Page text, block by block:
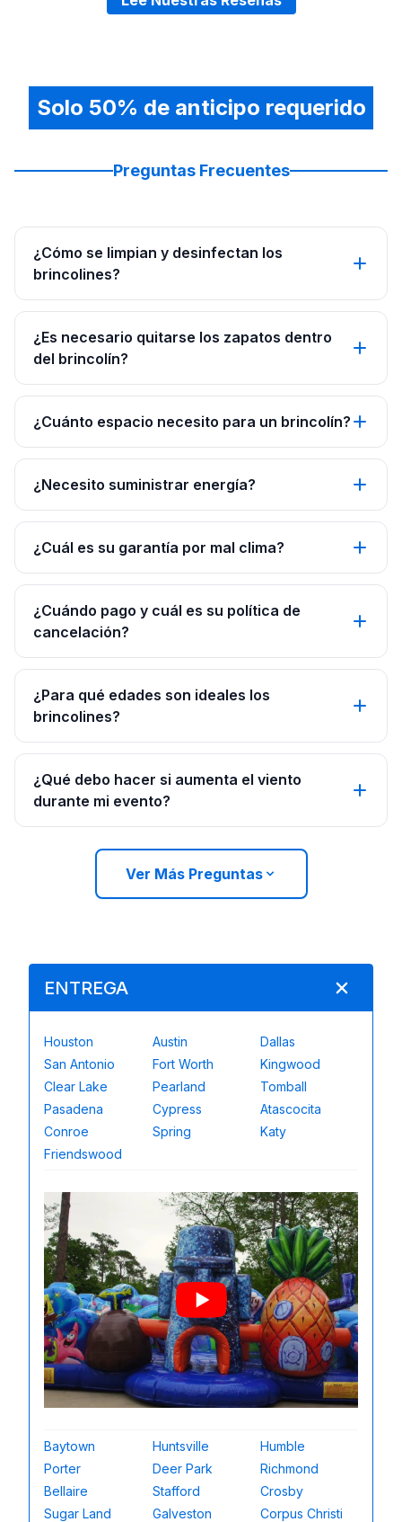
Solo 50% de anticipo requerido
Preguntas Frecuentes
¿Cómo se limpian y desinfectan los
brincolines?
¿Es necesario quitarse los zapatos dentro
del brincolín?
¿Cuánto espacio necesito para un brincolín?
¿Necesito suministrar energía?
¿Cuál es su garantía por mal clima?
¿Cuándo pago y cuál es su política de
cancelación?
¿Para qué edades son ideales los
brincolines?
¿Qué debo hacer si aumenta el viento
durante mi evento?
Ver Más Preguntas
ENTREGA
Houston Austin
Dallas
San Antonio
Fort Worth
Kingwood
Clear Lake
Pearland
Tomball
Pasadena
Cypress
Atascocita
Conroe
Spring
Katy
Friendswood
Baytown Huntsville
Humble
Porter
Deer Park
Richmond
Bellaire
Stafford
Crosby
Sugar Land
Galveston
Corpus Christi